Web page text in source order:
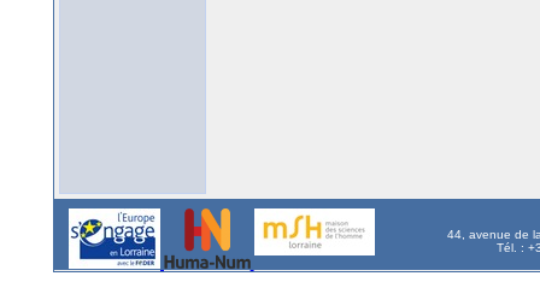
44, avenue de
Tél. :